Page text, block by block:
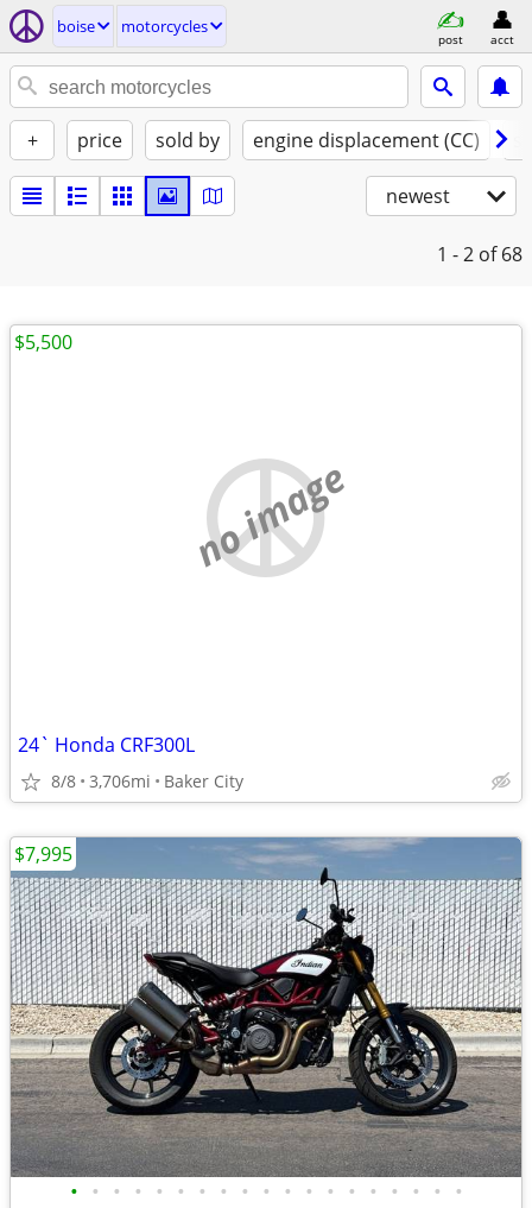
boise motorcycles
post acct
+ price sold by engine displacement (CC)
newest
1 - 2 of 68
no image
24` Honda CRF300L
8/8 3,706mi Baker City
$5,500
• • • • • • • • • • • • • • • • • • •
$7,995